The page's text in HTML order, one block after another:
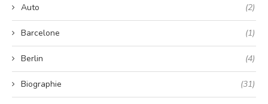
Auto (2)
Barcelone (1)
Berlin (4)
Biographie (31)